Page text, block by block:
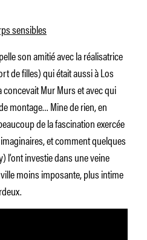
sensibles
son amitié avec la réalisatrice
de filles) qui était aussi à Los
concevaitMur Murset avec qui
montage…Mine de rien, en
de la fascination exercée
et commentquelques
l’ont investie dans une veine
moins imposante, plusintime